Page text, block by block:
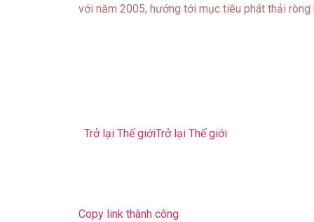
với năm 2005, hướng tới mục tiêu phát thải ròng
Trở lại Thế giớiTrở lại Thế giới
Copy link thành công